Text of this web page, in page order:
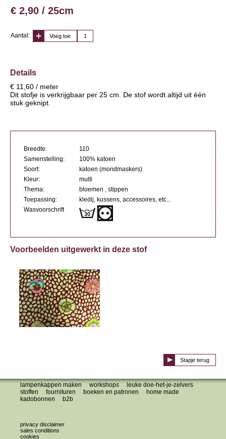
€ 2,90 / 25cm
Aantal: Voeg toe
Details
€ 11,60 / meter
Dit stofje is verkrijgbaar per 25 cm. De stof wordt altijd uit één
stuk geknipt.
Breedte:
110
Samenstelling:
100% katoen
Soort:
katoen (mondmaskers)
Kleur:
multi
Thema:
bloemen , stippen
Toepassing:
kledij, kussens, accessoires, etc...
Wasvoorschrift
Voorbeelden uitgewerkt in deze stof
Stapje terug
lampenkappen maken workshops
leuke doe-het-je-zelvers
stoffen
fournituren boeken en patronen
home made
kadobonnen
b2b
privacy disclaimer
sales conditions
cookies